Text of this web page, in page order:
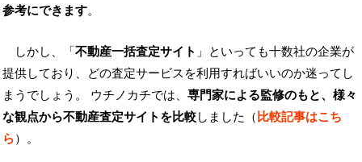
参考にできます。
しかし、「不動産一括査定サイト 」といっても十数社の企業が
提供しており、どの査定サービスを利用すればいいのか迷ってし
まうでしょう。 ウチノカチでは、 専門家による監修のもと、様々
な観点から不動産査定サイトを比較しました（比較記事はこち
ら）。